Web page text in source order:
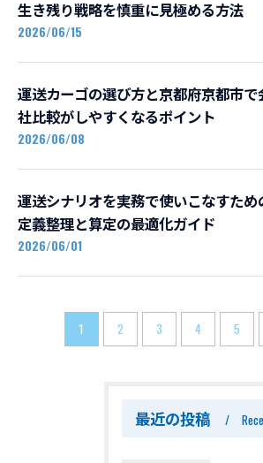
生き残り戦略を慎重に見極める方法
2026/06/15
運送カーゴの選び方と京都府京都市で
社比較がしやすくなるポイント
2026/06/08
運送シナリオを実務で使いこなすため
定義整理と算定の最適化ガイド
2026/06/01
1 2 3 4 5
最近の投稿